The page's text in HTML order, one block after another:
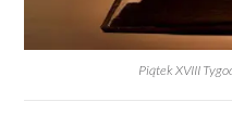
Piątek XVIII